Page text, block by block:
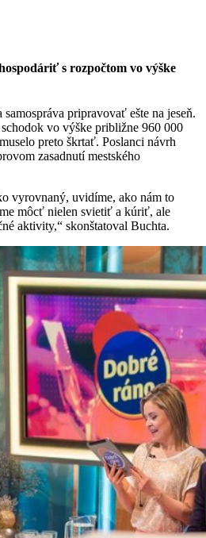
s rozpočtom vo výške
pripravovať ešte na jeseň.
vo výške približne 960 000
preto škrtať. Poslanci návrh
zasadnutí mestského
vyrovnaný, uvidíme, ako nám to
môcť nielen svietiť a kúriť, ale
aktivity,“ skonštatoval Buchta.